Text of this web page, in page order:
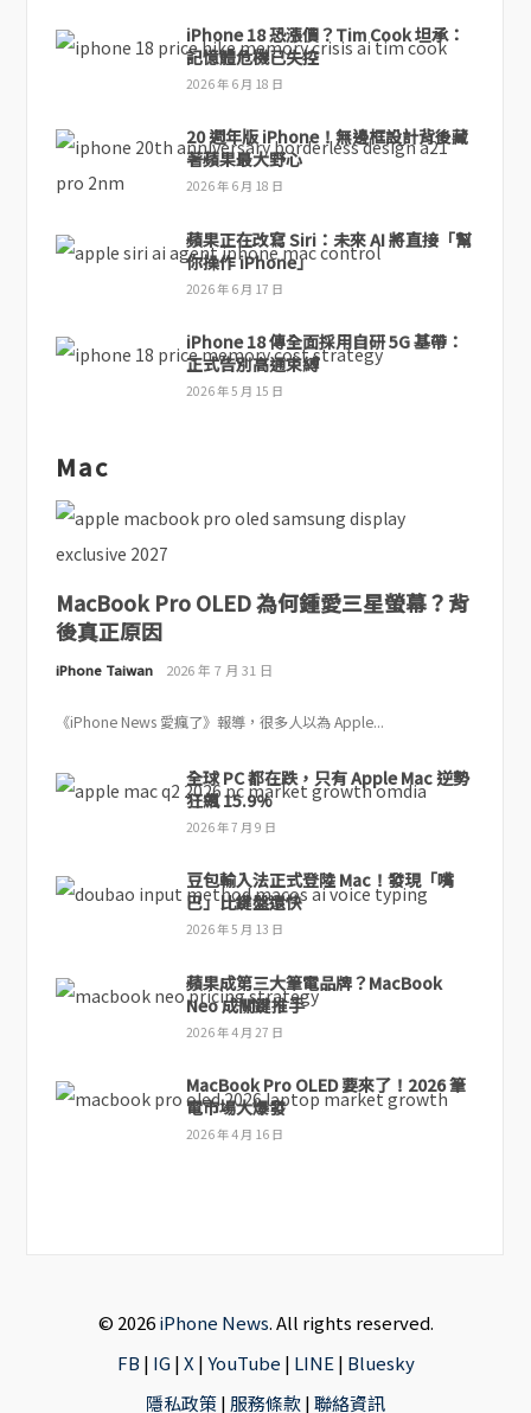
iPhone 18 恐漲價？Tim Cook 坦承：
記憶體危機已失控
2026 年 6 月 18 日
20 週年版 iPhone！無邊框設計背後藏
著蘋果最大野心
2026 年 6 月 18 日
蘋果正在改寫 Siri：未來 AI 將直接「幫
你操作 iPhone」
2026 年 6 月 17 日
iPhone 18 傳全面採用自研 5G 基帶：
正式告別高通束縛
2026 年 5 月 15 日
Mac
MacBook Pro OLED 為何鍾愛三星螢幕？背
後真正原因
iPhone Taiwan 2026 年 7 月 31 日
《iPhone News 愛瘋了》報導，很多人以為 Apple...
全球 PC 都在跌，只有 Apple Mac 逆勢
狂飆 15.9%
2026 年 7 月 9 日
豆包輸入法正式登陸 Mac！發現「嘴
巴」比鍵盤還快
2026 年 5 月 13 日
蘋果成第三大筆電品牌？MacBook
Neo 成關鍵推手
2026 年 4 月 27 日
MacBook Pro OLED 要來了！2026 筆
電市場大爆發
2026 年 4 月 16 日
© 2026iPhone News. All rights reserved.
FB | IG|X |YouTube | LINE | Bluesky
隱私政策| 服務條款|聯絡資訊